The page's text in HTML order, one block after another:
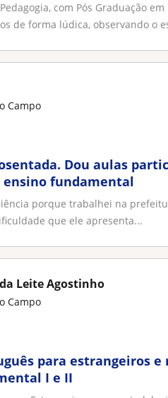
com Pós Graduação
de forma lúdica, observando o
Campo
Dou aulas
fundamental
porque trabalhei na
que ele apresenta...
Leite Agostinho
Campo
para estrangeiros e
I e II